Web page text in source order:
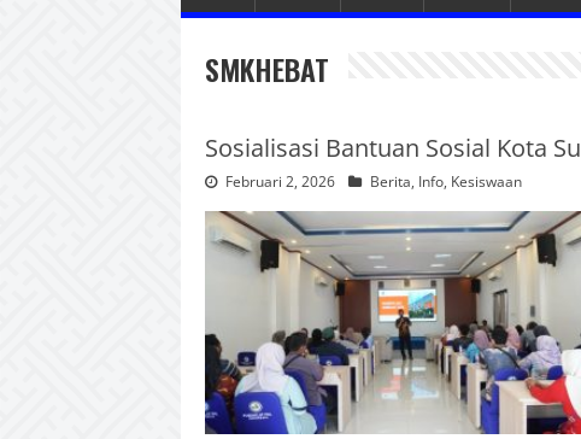
SMKHEBAT
Sosialisasi Bantuan Sosial Kota
Februari 2, 2026 Berita, Info, Kesiswaan